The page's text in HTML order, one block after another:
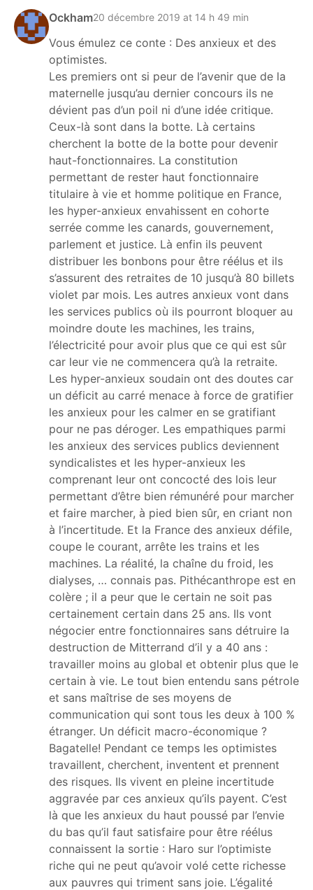
Ockham20 décembre 2019 at 14 h 49 min
Vous émulez ce conte : Des anxieux et des
optimistes.
Les premiers ont si peur de l’avenir que de la
maternelle jusqu’au dernier concours ils ne
dévient pas d’un poil ni d’une idée critique.
Ceux-là sont dans la botte. Là certains
cherchent la botte de la botte pour devenir
haut-fonctionnaires. La constitution
permettant de rester haut fonctionnaire
titulaire à vie et homme politique en France,
les hyper-anxieux envahissent en cohorte
serrée comme les canards, gouvernement,
parlement et justice. Là enfin ils peuvent
distribuer les bonbons pour être réélus et ils
s’assurent des retraites de 10 jusqu’à 80 billets
violet par mois. Les autres anxieux vont dans
les services publics où ils pourront bloquer au
moindre doute les machines, les trains,
l’électricité pour avoir plus que ce qui est sûr
car leur vie ne commencera qu’à la retraite.
Les hyper-anxieux soudain ont des doutes car
un déficit au carré menace à force de gratifier
les anxieux pour les calmer en se gratifiant
pour ne pas déroger. Les empathiques parmi
les anxieux des services publics deviennent
syndicalistes et les hyper-anxieux les
comprenant leur ont concocté des lois leur
permettant d’être bien rémunéré pour marcher
et faire marcher, à pied bien sûr, en criant non
à l’incertitude. Et la France des anxieux défile,
coupe le courant, arrête les trains et les
machines. La réalité, la chaîne du froid, les
dialyses, … connais pas. Pithécanthrope est en
colère ; il a peur que le certain ne soit pas
certainement certain dans 25 ans. Ils vont
négocier entre fonctionnaires sans détruire la
destruction de Mitterrand d’il y a 40 ans :
travailler moins au global et obtenir plus que le
certain à vie. Le tout bien entendu sans pétrole
et sans maîtrise de ses moyens de
communication qui sont tous les deux à 100 %
étranger. Un déficit macro-économique ?
Bagatelle! Pendant ce temps les optimistes
travaillent, cherchent, inventent et prennent
des risques. Ils vivent en pleine incertitude
aggravée par ces anxieux qu’ils payent. C’est
là que les anxieux du haut poussé par l’envie
du bas qu’il faut satisfaire pour être réélus
connaissent la sortie : Haro sur l’optimiste
riche qui ne peut qu’avoir volé cette richesse
aux pauvres qui triment sans joie. L’égalité